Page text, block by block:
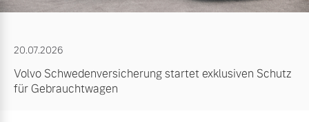
20.07.2026
Volvo Schwedenversicherung startet exklusiven Schutz
für Gebrauchtwagen